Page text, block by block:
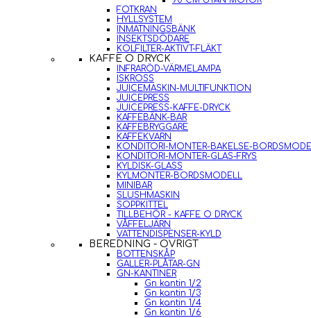
FOTKRAN
HYLLSYSTEM
INMATNINGSBÄNK
INSEKTSDÖDARE
KOLFILTER-AKTIVT-FLÄKT
KAFFE O DRYCK
INFRARÖD-VÄRMELAMPA
ISKROSS
JUICEMASKIN-MULTIFUNKTION
JUICEPRESS
JUICEPRESS-KAFFE-DRYCK
KAFFEBÄNK-BAR
KAFFEBRYGGARE
KAFFEKVARN
KONDITORI-MONTER-BAKELSE-
KONDITORI-MONTER-GLAS-FRYS
KYLDISK-GLASS
KYLMONTER-BORDSMODELL
MINIBAR
SLUSHMASKIN
SOPPKITTEL
TILLBEHÖR - KAFFE O DRYCK
VÅFFELJÄRN
VATTENDISPENSER-KYLD
BEREDNING - ÖVRIGT
BOTTENSKÅP
GALLER-PLÅTAR-GN
GN-KANTINER
Gn kantin 1/2
Gn kantin 1/3
Gn kantin 1/4
Gn kantin 1/6